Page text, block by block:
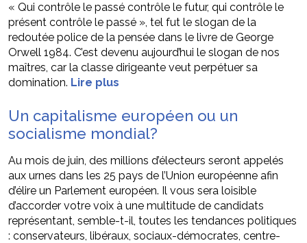
« Qui contrôle le passé contrôle le futur, qui contrôle le
présent contrôle le passé », tel fut le slogan de la
redoutée police de la pensée dans le livre de George
Orwell 1984. C’est devenu aujourd’hui le slogan de nos
maîtres, car la classe dirigeante veut perpétuer sa
domination. Lire plus
Un capitalisme européen ou un
socialisme mondial?
Au mois de juin, des millions d’électeurs seront appelés
aux urnes dans les 25 pays de l’Union européenne afin
d’élire un Parlement européen. Il vous sera loisible
d’accorder votre voix à une multitude de candidats
représentant, semble-t-il, toutes les tendances politiques
: conservateurs, libéraux, sociaux-démocrates, centre-